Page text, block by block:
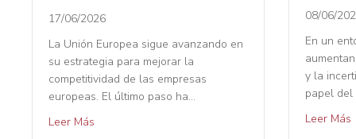
17/06/2026
La Unión Europea sigue avanzando en
su estrategia para mejorar la
competitividad de las empresas
europeas. El último paso ha…
Leer Más
08/06/
En un
y la
papel del
Leer Más